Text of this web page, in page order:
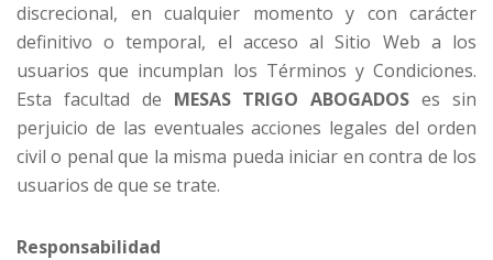
discrecional, en cualquier momento y con carácter
definitivo o temporal, el acceso al Sitio Web a los
usuarios que incumplan los Términos y Condiciones.
Esta facultad de MESAS TRIGO ABOGADOS es sin
perjuicio de las eventuales acciones legales del orden
civil o penal que la misma pueda iniciar en contra de los
usuarios de que se trate.
Responsabilidad